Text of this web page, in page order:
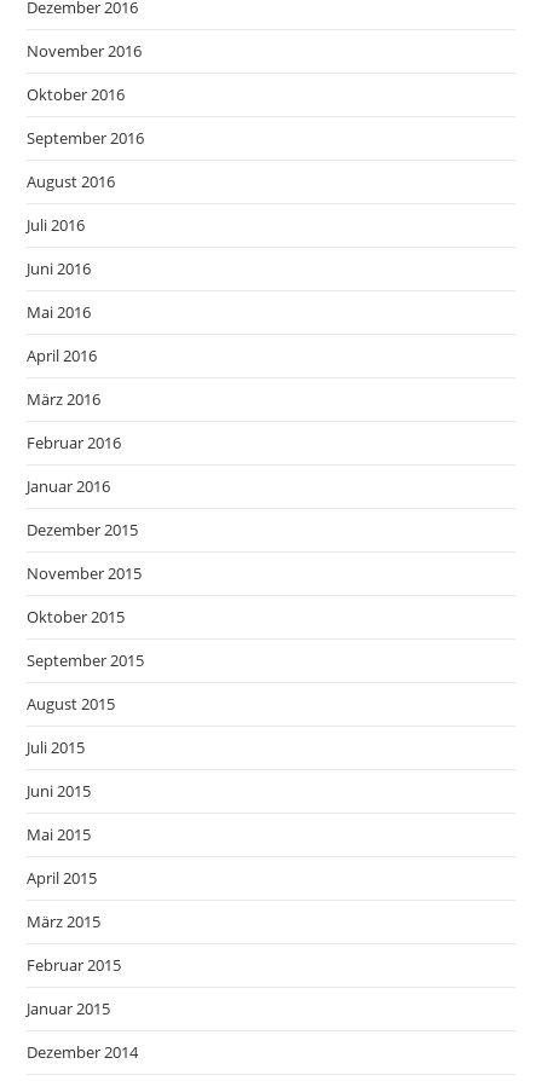
Dezember 2016
November 2016
Oktober 2016
September 2016
August 2016
Juli 2016
Juni 2016
Mai 2016
April 2016
März 2016
Februar 2016
Januar 2016
Dezember 2015
November 2015
Oktober 2015
September 2015
August 2015
Juli 2015
Juni 2015
Mai 2015
April 2015
März 2015
Februar 2015
Januar 2015
Dezember 2014